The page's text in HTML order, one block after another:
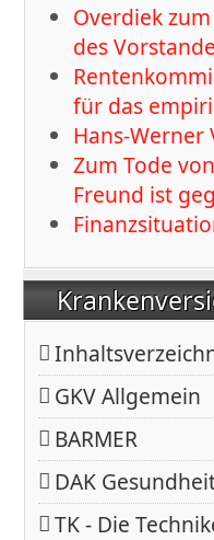
Overdiek
des
für das
Hans-Werner
Zum Tode
Freund ist
GKV Allgemein
BARMER
DAK
TK - Die